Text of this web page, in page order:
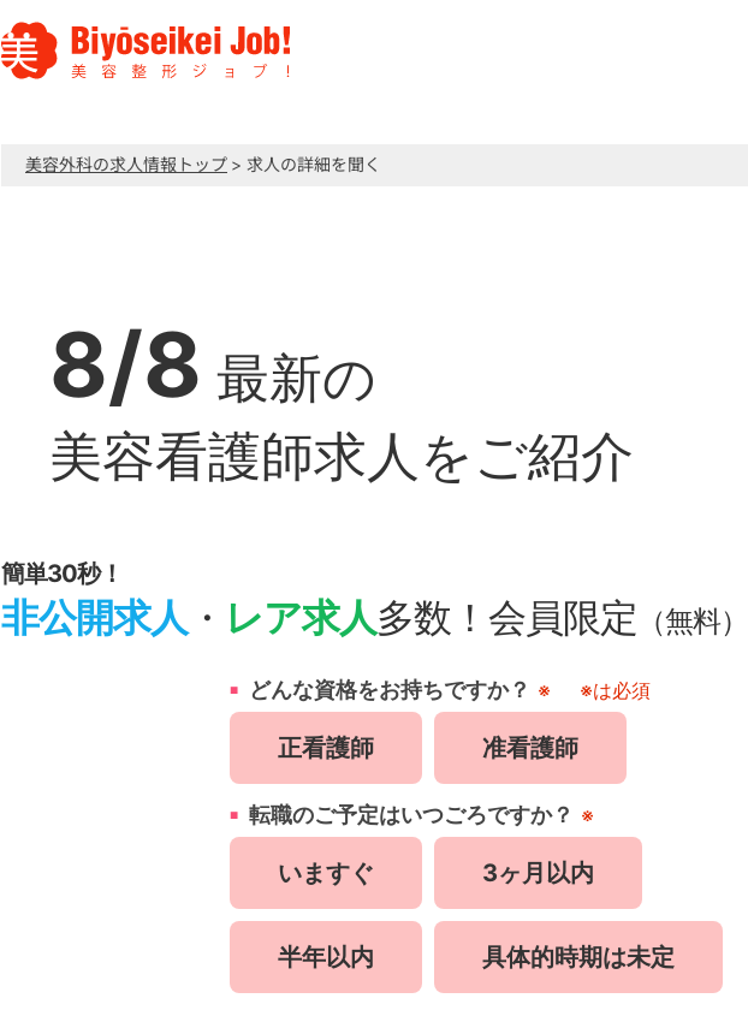
美容外科の求人情報トップ > 求人の詳細を聞く
8/8 最新の
美容看護師求人をご紹介
簡単30秒！
非公開求人 ・ レア求人多数！会員限定 （無料）
どんな資格をお持ちですか？ ※ ※は必須
正看護師 准看護師
転職のご予定はいつごろですか？ ※
いますぐ 3ヶ月以内
半年以内 具体的時期は未定